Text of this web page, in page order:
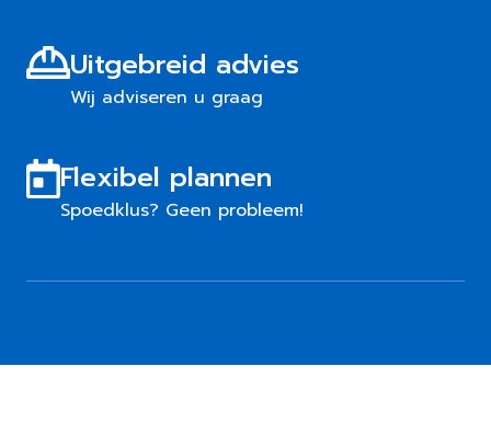
Uitgebreid advies
Wij adviseren u graag
Flexibel plannen
Spoedklus? Geen probleem!